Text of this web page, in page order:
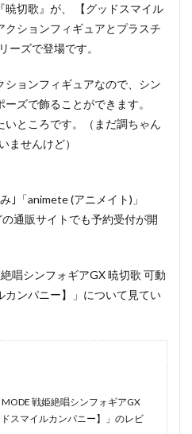
切歌』が、 【グッドスマイル
クションフィギュアとプラスチ
ーズで登場です。
ョンフィギュアなので、シン
ズで飾ることができます。
ところです。（まだ調ちゃん
ませんけど）
｣「animete (アニメイト)」
の通販サイトでも予約受付が開
唱シンフォギアGX 暁切歌 可動
カンパニー】」について見てい
戦姫絶唱シンフォギアGX
スマイルカンパニー】」のレビ